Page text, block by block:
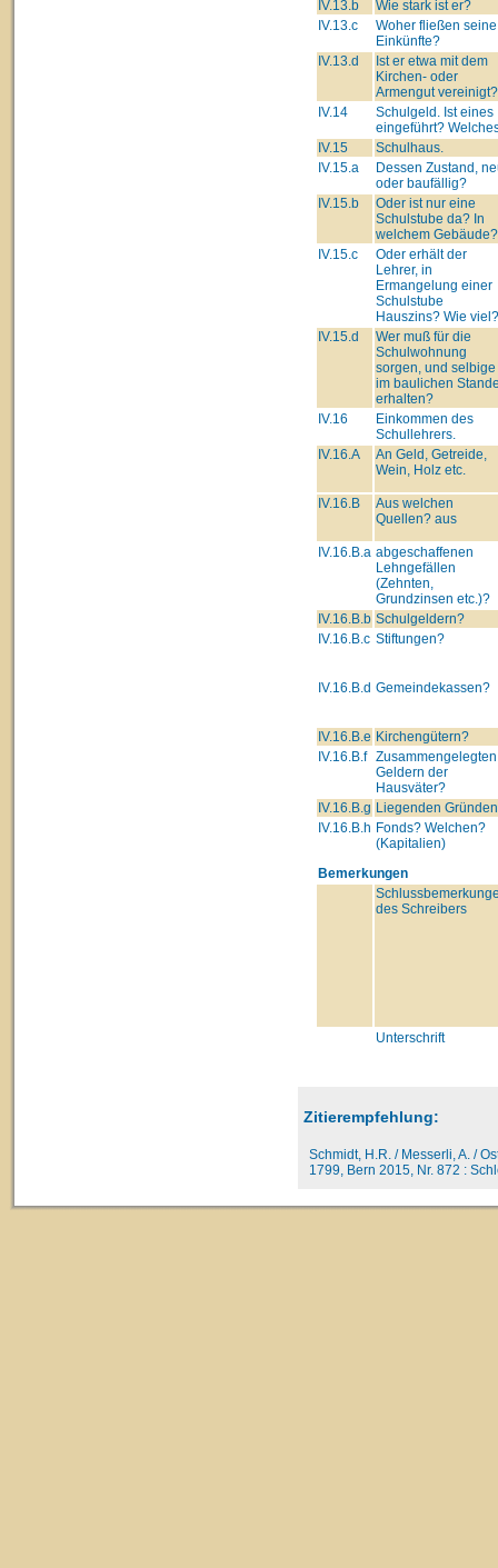
IV.13.b
Wie stark ist er?
IV.13.c
Woher fließen seine
Einkünfte?
IV.13.d
Ist er etwa mit dem
Kirchen- oder
Armengut vereinigt?
IV.14
Schulgeld. Ist eines
eingeführt?
IV.15
Schulhaus.
IV.15.a
Dessen Zustand,
oder baufällig?
IV.15.b
Oder ist nur eine
Schulstube da? In
welchem Gebäude?
IV.15.c
Oder erhält der
Lehrer, in
Ermangelung einer
Schulstube
Hauszins? Wie viel?
IV.15.d
Wer muß für die
Schulwohnung
sorgen, und selbige
im baulichen
erhalten?
IV.16
Einkommen des
Schullehrers.
IV.16.A
An Geld, Getreide,
Wein, Holz etc.
IV.16.B
Aus welchen
Quellen? aus
IV.16.B.a abgeschaffenen
Lehngefällen
(Zehnten,
Grundzinsen etc.)?
IV.16.B.b Schulgeldern?
IV.16.B.c Stiftungen?
IV.16.B.d Gemeindekassen?
IV.16.B.e Kirchengütern?
IV.16.B.f Zusammengelegten
Geldern der
Hausväter?
IV.16.B.g Liegenden
IV.16.B.h Fonds? Welchen?
(Kapitalien)
Bemerkungen
des Schreibers
Unterschrift
Zitierempfehlung:
Schmidt, H.R. / Messerli, A. /
1799, Bern 2015, Nr. 872 :